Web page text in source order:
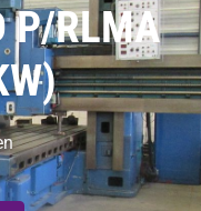
P/RLMA